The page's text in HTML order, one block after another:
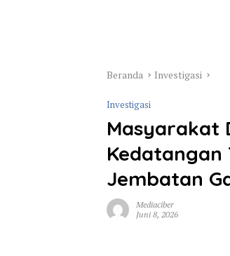
Beranda Investigasi
Investigasi
Masyarakat
Kedatangan
Jembatan
Mediaciber
Juni 8, 2026